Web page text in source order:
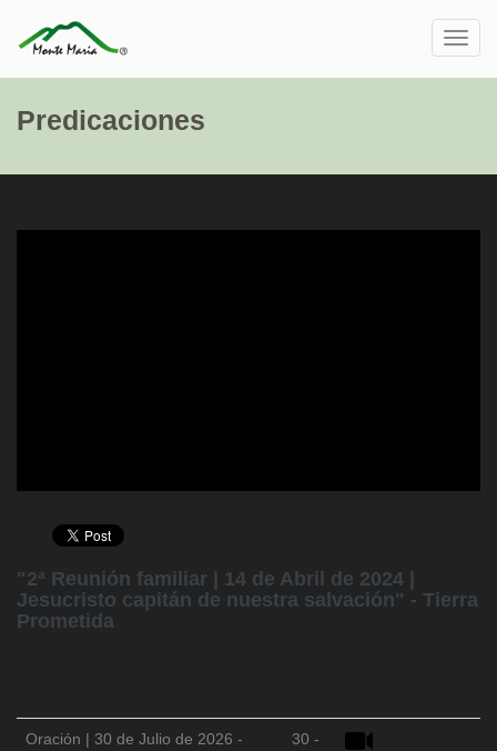
Predicaciones
"2ª Reunión familiar | 14 de Abril de 2024 |
Jesucristo capitán de nuestra salvación" - Tierra
Prometida
Oración | 30 de Julio de 2026 -
30 -